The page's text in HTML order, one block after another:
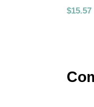
$15.57